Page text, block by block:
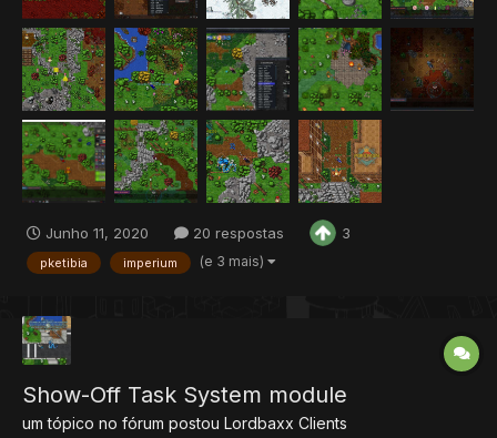
Junho 11, 2020 20 respostas 3
pketibia imperium (e 3 mais)
Show-Off Task System module
um tópico no fórum postou Lordbaxx Clients